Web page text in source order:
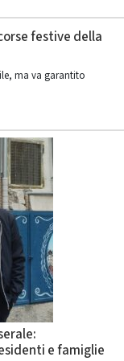
festive della
ma va garantito
e famiglie